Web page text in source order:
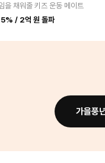
을 채워줄 키즈 운동 메이트
/ 2억 원 돌파
가을풍